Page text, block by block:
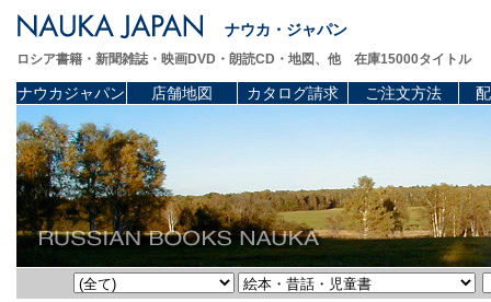
ナウカ・ジャパン
ロシア書籍・新聞雑誌・映画DVD・朗読CD・地図、他 在庫15000タイトル
ナウカジャパン 店舗地図 カタログ請求 ご注文方法